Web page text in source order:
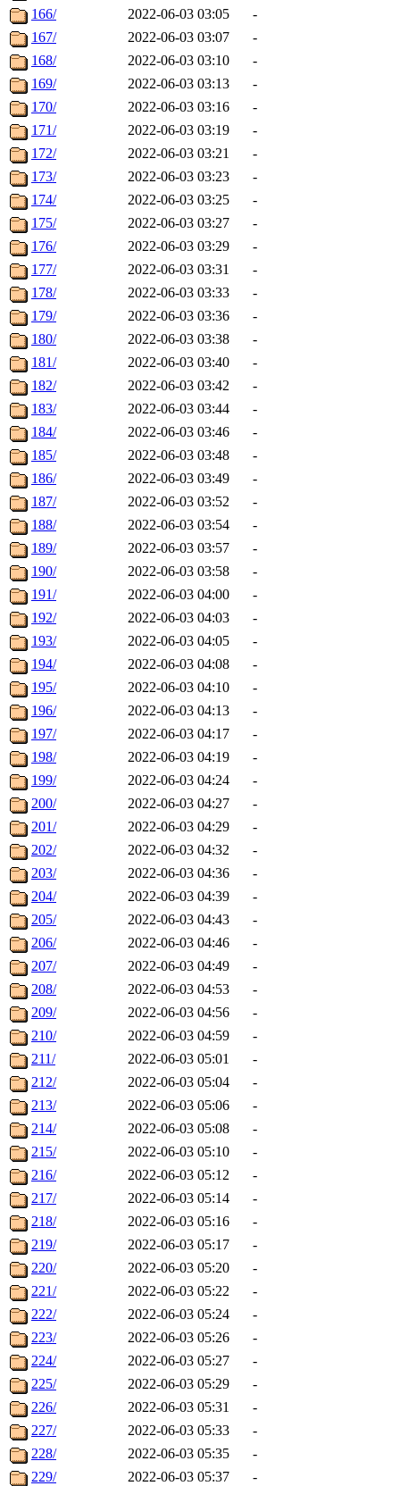
166/
2022-06-03 03:05
-
167/
2022-06-03 03:07
-
168/
2022-06-03 03:10
-
169/
2022-06-03 03:13
-
170/
2022-06-03 03:16
-
171/
2022-06-03 03:19
-
172/
2022-06-03 03:21
-
173/
2022-06-03 03:23
-
174/
2022-06-03 03:25
-
175/
2022-06-03 03:27
-
176/
2022-06-03 03:29
-
177/
2022-06-03 03:31
-
178/
2022-06-03 03:33
-
179/
2022-06-03 03:36
-
180/
2022-06-03 03:38
-
181/
2022-06-03 03:40
-
182/
2022-06-03 03:42
-
183/
2022-06-03 03:44
-
184/
2022-06-03 03:46
-
185/
2022-06-03 03:48
-
186/
2022-06-03 03:49
-
187/
2022-06-03 03:52
-
188/
2022-06-03 03:54
-
189/
2022-06-03 03:57
-
190/
2022-06-03 03:58
-
191/
2022-06-03 04:00
-
192/
2022-06-03 04:03
-
193/
2022-06-03 04:05
-
194/
2022-06-03 04:08
-
195/
2022-06-03 04:10
-
196/
2022-06-03 04:13
-
197/
2022-06-03 04:17
-
198/
2022-06-03 04:19
-
199/
2022-06-03 04:24
-
200/
2022-06-03 04:27
-
201/
2022-06-03 04:29
-
202/
2022-06-03 04:32
-
203/
2022-06-03 04:36
-
204/
2022-06-03 04:39
-
205/
2022-06-03 04:43
-
206/
2022-06-03 04:46
-
207/
2022-06-03 04:49
-
208/
2022-06-03 04:53
-
209/
2022-06-03 04:56
-
210/
2022-06-03 04:59
-
211/
2022-06-03 05:01
-
212/
2022-06-03 05:04
-
213/
2022-06-03 05:06
-
214/
2022-06-03 05:08
-
215/
2022-06-03 05:10
-
216/
2022-06-03 05:12
-
217/
2022-06-03 05:14
-
218/
2022-06-03 05:16
-
219/
2022-06-03 05:17
-
220/
2022-06-03 05:20
-
221/
2022-06-03 05:22
-
222/
2022-06-03 05:24
-
223/
2022-06-03 05:26
-
224/
2022-06-03 05:27
-
225/
2022-06-03 05:29
-
226/
2022-06-03 05:31
-
227/
2022-06-03 05:33
-
228/
2022-06-03 05:35
-
229/
2022-06-03 05:37
-